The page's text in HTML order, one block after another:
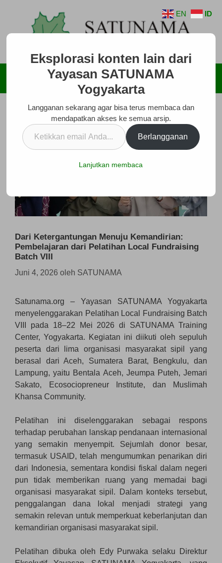
Menu
Dari Ketergantungan Menuju Kemandirian:
Pembelajaran dari Pelatihan Local Fundraising
Batch VIII
Juni 4, 2026 oleh SATUNAMA
Satunama.org – Yayasan SATUNAMA Yogyakarta
menyelenggarakan Pelatihan Local Fundraising Batch
VIII pada 18–22 Mei 2026 di SATUNAMA Training
Center, Yogyakarta. Kegiatan ini diikuti oleh sepuluh
peserta dari lima organisasi masyarakat sipil yang
berasal dari Aceh, Sumatera Barat, Bengkulu, dan
Lampung, yaitu Bentala Aceh, Jeumpa Puteh, Jemari
Sakato, Ecosociopreneur Institute, dan Muslimah
Khansa Community.
Pelatihan ini diselenggarakan sebagai respons
terhadap perubahan lanskap pendanaan internasional
yang semakin menyempit. Sejumlah donor besar,
termasuk USAID, telah mengumumkan penarikan diri
dari Indonesia, sementara kondisi fiskal dalam negeri
pun tidak memberikan ruang yang memadai bagi
organisasi masyarakat sipil. Dalam konteks tersebut,
penggalangan dana lokal menjadi strategi yang
semakin relevan untuk memperkuat keberlanjutan dan
kemandirian organisasi masyarakat sipil.
Pelatihan dibuka oleh Edy Purwaka selaku Direktur
EN ID
Eksplorasi konten lain dari
Yayasan SATUNAMA
Yogyakarta
Langganan sekarang agar bisa terus membaca dan
mendapatkan akses ke semua arsip.
Ketikkan
email
Berlangganan
Lanjutkan membaca